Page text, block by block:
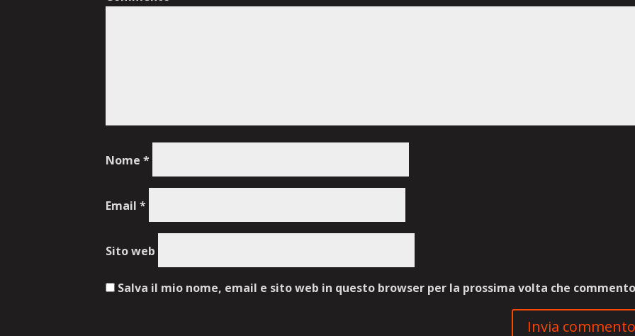
Nome*
Email*
Sito web
Salva il mio nome, email e sito web in questo browser per la prossima volta che